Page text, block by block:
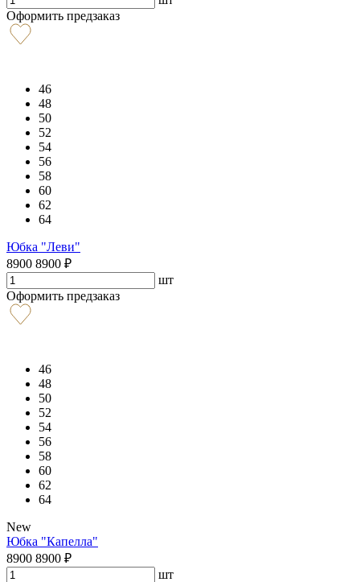
Оформить предзаказ
46
48
50
52
54
56
58
60
62
64
Юбка "Леви"
8900 8900 ₽
шт
Оформить предзаказ
46
48
50
52
54
56
58
60
62
64
New
Юбка "Капелла"
8900 8900 ₽
шт